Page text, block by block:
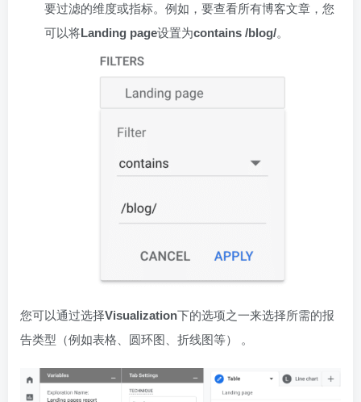
要过滤的维度或指标。例如，要查看所有博客文章，您
可以将Landing page设置为contains /blog/。
您可以通过选择Visualization下的选项之一来选择所需的报
告类型（例如表格、圆环图、折线图等） 。